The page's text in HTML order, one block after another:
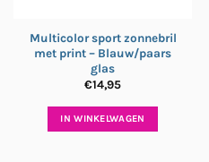
Multicolor sport zonnebril
met print – Blauw/paars
glas
€14,95
IN WINKELWAGEN